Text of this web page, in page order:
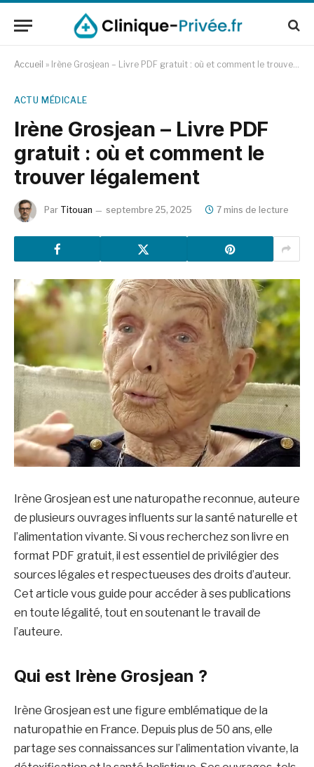
Accueil » Irène Grosjean – Livre PDF gratuit : où et comment le trouver légalement
ACTU MÉDICALE
Irène Grosjean – Livre PDF
gratuit : où et comment le
trouver légalement
Par Titouan septembre 25, 2025 7 mins de lecture
Irène Grosjean est une naturopathe reconnue, auteure
de plusieurs ouvrages influents sur la santé naturelle et
l’alimentation vivante. Si vous recherchez son livre en
format PDF gratuit, il est essentiel de privilégier des
sources légales et respectueuses des droits d’auteur.
Cet article vous guide pour accéder à ses publications
en toute légalité, tout en soutenant le travail de
l’auteure.
Qui est Irène Grosjean ?
Irène Grosjean est une figure emblématique de la
naturopathie en France. Depuis plus de 50 ans, elle
partage ses connaissances sur l’alimentation vivante, la